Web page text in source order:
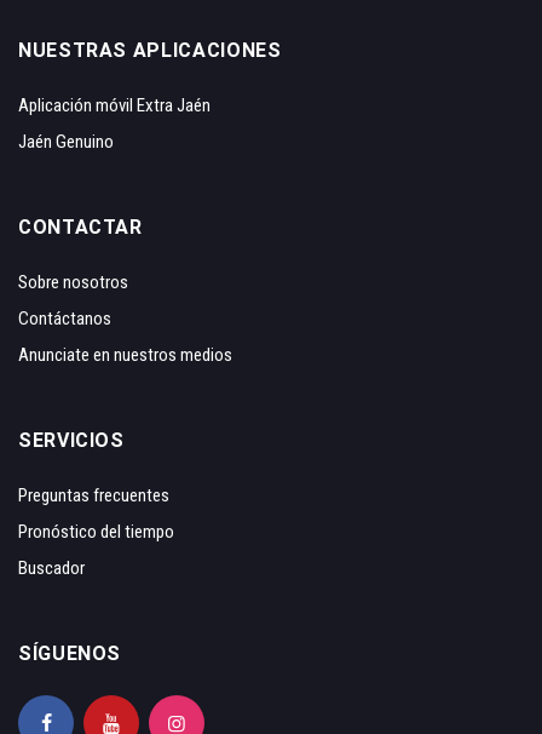
NUESTRAS APLICACIONES
Aplicación móvil Extra Jaén
Jaén Genuino
CONTACTAR
Sobre nosotros
Contáctanos
Anunciate en nuestros medios
SERVICIOS
Preguntas frecuentes
Pronóstico del tiempo
Buscador
SÍGUENOS